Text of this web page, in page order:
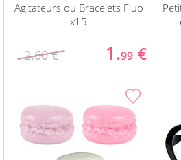
Agitateurs ou Bracelets Fluo
x15
2.60 € 1.99 €